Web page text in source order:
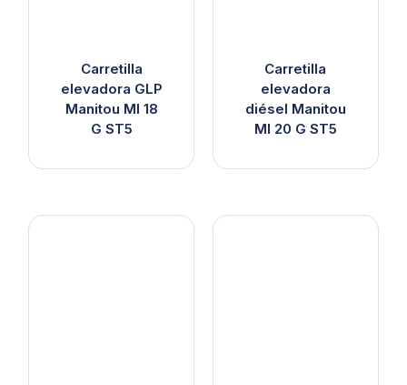
Carretilla
elevadora GLP
Manitou MI 18
G ST5
Carretilla
elevadora
diésel Manitou
MI 20 G ST5